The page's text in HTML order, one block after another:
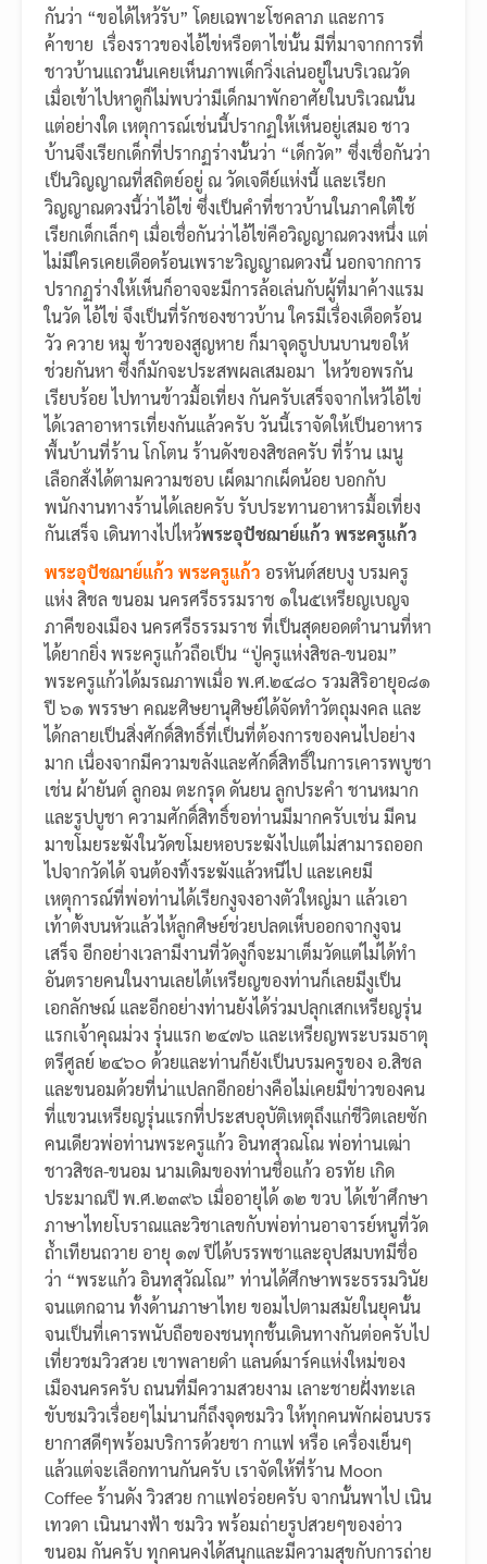
กันว่า “ขอได้ไหว้รับ” โดยเฉพาะโชคลาภ และการ
ค้าขาย เรื่องราวของไอ้ไข่หรือตาไข่นั้น มีที่มาจากการที่
ชาวบ้านแถวนั้นเคยเห็นภาพเด็กวิ่งเล่นอยู่ในบริเวณวัด
เมื่อเข้าไปหาดูก็ไม่พบว่ามีเด็กมาพักอาศัยในบริเวณนั้น
แต่อย่างใด เหตุการณ์เช่นนี้ปรากฏให้เห็นอยู่เสมอ ชาว
บ้านจึงเรียกเด็กที่ปรากฏร่างนั้นว่า “เด็กวัด” ซึ่งเชื่อกันว่า
เป็นวิญญาณที่สถิตย์อยู่ ณ วัดเจดีย์แห่งนี้ และเรียก
วิญญาณดวงนี้ว่าไอ้ไข่ ซึ่งเป็นคำที่ชาวบ้านในภาคใต้ใช้
เรียกเด็กเล็กๆ เมื่อเชื่อกันว่าไอ้ไข่คือวิญญาณดวงหนึ่ง แต่
ไม่มีใครเคยเดือดร้อนเพราะวิญญาณดวงนี้ นอกจากการ
ปรากฏร่างให้เห็นก็อาจจะมีการล้อเล่นกับผู้ที่มาค้างแรม
ในวัด ไอ้ไข่ จึงเป็นที่รักชองชาวบ้าน ใครมีเรื่องเดือดร้อน
วัว ควาย หมู ข้าวของสูญหาย ก็มาจุดธูปบนบานขอให้
ช่วยกันหา ซึ่งก็มักจะประสพผลเสมอมา ไหว้ขอพรกัน
เรียบร้อย ไปทานข้าวมื้อเที่ยง กันครับเสร็จจากไหว้ไอ้ไข่
ได้เวลาอาหารเที่ยงกันแล้วครับ วันนี้เราจัดให้เป็นอาหาร
พื้นบ้านที่ร้าน โกโตน ร้านดังของสิชลครับ ที่ร้าน เมนู
เลือกสั่งได้ตามความชอบ เผ็ดมากเผ็ดน้อย บอกกับ
พนักงานทางร้านได้เลยครับ รับประทานอาหารมื้อเที่ยง
กันเสร็จ เดินทางไปไหว้พระอุปัชฌาย์แก้ว พระครูแก้ว
พระอุปัชฌาย์แก้ว พระครูแก้ว อรหันต์สยบงู บรมครู
แห่ง สิชล ขนอม นครศรีธรรมราช ๑ใน๕เหรียญเบญจ
ภาคีของเมือง นครศรีธรรมราช ที่เป็นสุดยอดตำนานที่หา
ได้ยากยิ่ง พระครูแก้วถือเป็น “ปู่ครูแห่งสิชล-ขนอม”
พระครูแก้วได้มรณภาพเมื่อ พ.ศ.๒๔๘๐ รวมสิริอายุอ๘๑
ปี ๖๑ พรรษา คณะศิษยานุศิษย์ได้จัดทำวัตถุมงคล และ
ได้กลายเป็นสิ่งศักดิ์สิทธิ์ที่เป็นที่ต้องการของคนไปอย่าง
มาก เนื่องจากมีความขลังและศักดิ์สิทธิ์ในการเคารพบูชา
เช่น ผ้ายันต์ ลูกอม ตะกรุด ดันยน ลูกประคำ ชานหมาก
และรูปบูชา ความศักดิ์สิทธิ์ขอท่านมีมากครับเช่น มีคน
มาขโมยระฆังในวัดขโมยหอบระฆังไปแต่ไม่สามารถออก
ไปจากวัดได้ จนต้องทิ้งระฆังแล้วหนีไป และเคยมี
เหตุการณ์ที่พ่อท่านได้เรียกงูจงอางตัวใหญ่มา แล้วเอา
เท้าตั้งบนหัวแล้วไห้ลูกศิษย์ช่วยปลดเห็บออกจากงูจน
เสร็จ อีกอย่างเวลามีงานที่วัดงูก็จะมาเต็มวัดแต่ไม่ได้ทำ
อันตรายคนในงานเลยไต้เหรียญของท่านก็เลยมีงูเป็น
เอกลักษณ์ และอีกอย่างท่านยังได้ร่วมปลุกเสกเหรียญรุ่น
แรกเจ้าคุณม่วง รุ่นแรก ๒๔๗๖ และเหรียญพระบรมธาตุ
ตรีศูลย์ ๒๔๖๐ ด้วยและท่านก็ยังเป็นบรมครูของ อ.สิชล
และขนอมด้วยที่น่าแปลกอีกอย่างคือไม่เคยมีข่าวของคน
ที่แขวนเหรียญรุ่นแรกที่ประสบอุบัติเหตุถึงแก่ชีวิตเลยซัก
คนเดียวพ่อท่านพระครูแก้ว อินทสุวณโณ พ่อท่านเฒ่า
ชาวสิชล-ขนอม นามเดิมของท่านชื่อแก้ว อรทัย เกิด
ประมาณปี พ.ศ.๒๓๙๖ เมื่ออายุได้ ๑๒ ขวบ ได้เข้าศึกษา
ภาษาไทยโบราณและวิชาเลขกับพ่อท่านอาจารย์หนูที่วัด
ถ้ำเทียนถวาย อายุ ๑๗ ปีได้บรรพชาและอุปสมบทมีชื่อ
ว่า “พระแก้ว อินทสุวัณโณ” ท่านได้ศึกษาพระธรรมวินัย
จนแตกฉาน ทั้งด้านภาษาไทย ขอมไปตามสมัยในยุคนั้น
จนเป็นที่เคารพนับถือของชนทุกชั้นเดินทางกันต่อครับไป
เที่ยวชมวิวสวย เขาพลายดำ แลนด์มาร์คแห่งใหม่ของ
เมืองนครครับ ถนนที่มีความสวยงาม เลาะชายฝั่งทะเล
ขับชมวิวเรื่อยๆไม่นานก็ถึงจุดชมวิว ให้ทุกคนพักผ่อนบรร
ยากาสดีๆพร้อมบริการด้วยชา กาแฟ หรือ เครื่องเย็นๆ
แล้วแต่จะเลือกทานกันครับ เราจัดให้ที่ร้าน Moon
Coffee ร้านดัง วิวสวย กาแฟอร่อยครับ จากนั้นพาไป เนิน
เทวดา เนินนางฟ้า ชมวิว พร้อมถ่ายรูปสวยๆของอ่าว
ขนอม กันครับ ทุกคนคงได้สนุกและมีความสุขกับการถ่าย